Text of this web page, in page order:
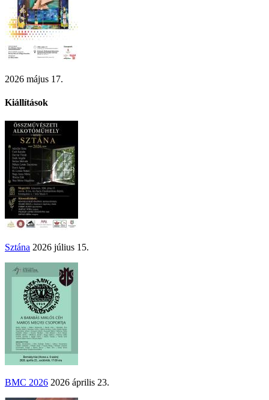
2026 május 17.
Kiállítások
Sztána 2026 július 15.
BMC 2026 2026 április 23.